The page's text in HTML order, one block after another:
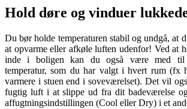
Hold døre og vinduer
Du bør holde temperaturen stabil og undgå, at
at opvarme eller afkøle luften udenfor! Ved at
inde i boligen kan du også være med til
temperatur, som du har valgt i hvert rum (fx
varmere i stuen end i soveværelset). Det vil
fugtig luft i at slippe ud fra dit badeværelse
affugtningsindstillingen (Cool eller Dry) i et